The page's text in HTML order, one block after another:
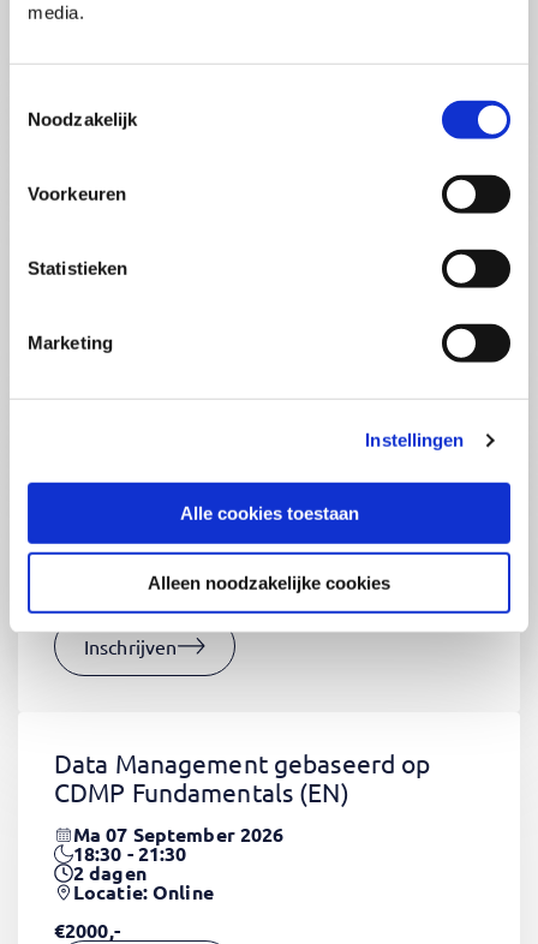
media.
Noodzakelijk
Voorkeuren
Statistieken
Marketing
Instellingen
Alle cookies toestaan
Alleen noodzakelijke cookies
€3595,-
(EN)
Locatie: Online
Inschrijven
Do 03 September 2026
2dagen
€1320,-
Inschrijven
Data Management gebaseerd op
CDMP Fundamentals (EN)
Ma 07 September 2026
18:30 - 21:30
2dagen
Locatie: Online
€2000,-